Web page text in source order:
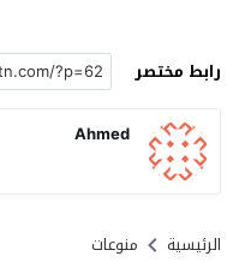
رابط مختصر
Ahmed
الرئيسية منوعات